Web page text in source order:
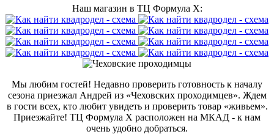
Наш магазин в ТЦ Формула Х:
Мы любим гостей! Недавно проверить готовность к началу
сезона приезжал Андрей из «Чеховских проходимцев». Ждем
в гости всех, кто любит увидеть и проверить товар «живьем».
Приезжайте! ТЦ Формула Х расположен на МКАД - к нам
очень удобно добраться.